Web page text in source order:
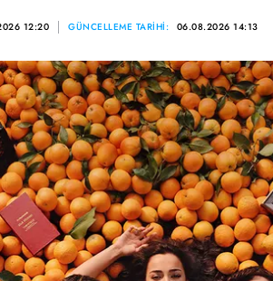
12:20 GÜNCELLEME TARİHİ: 06.08.2026 14:13